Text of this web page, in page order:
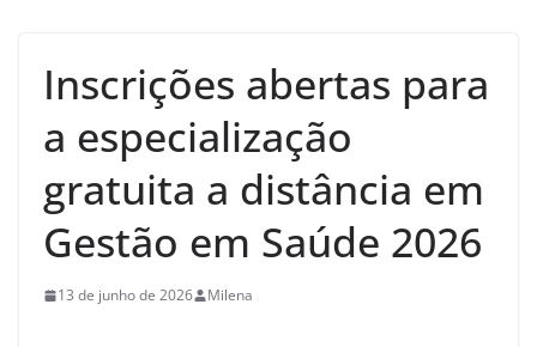
Inscrições abertas para
a especialização
gratuita a distância em
Gestão em Saúde 2026
13 de junho de 2026 Milena